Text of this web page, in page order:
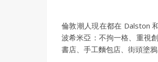
倫敦潮人現在都在 Dalston
波希米亞：不拘一格、重視
書店、手工麵包店、街頭塗